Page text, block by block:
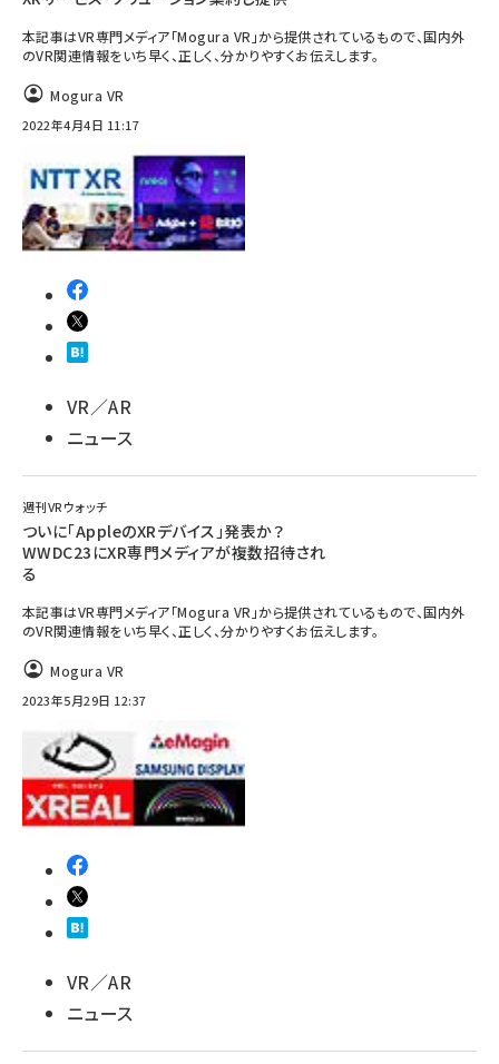
本記事はVR専門メディア「Mogura VR」から提供されているもので、国内外
のVR関連情報をいち早く、正しく、分かりやすくお伝えします。
Mogura VR
2022年4月4日 11:17
VR／AR
ニュース
週刊VRウォッチ
ついに「AppleのXRデバイス」発表か？
WWDC23にXR専門メディアが複数招待され
る
本記事はVR専門メディア「Mogura VR」から提供されているもので、国内外
のVR関連情報をいち早く、正しく、分かりやすくお伝えします。
Mogura VR
2023年5月29日 12:37
VR／AR
ニュース